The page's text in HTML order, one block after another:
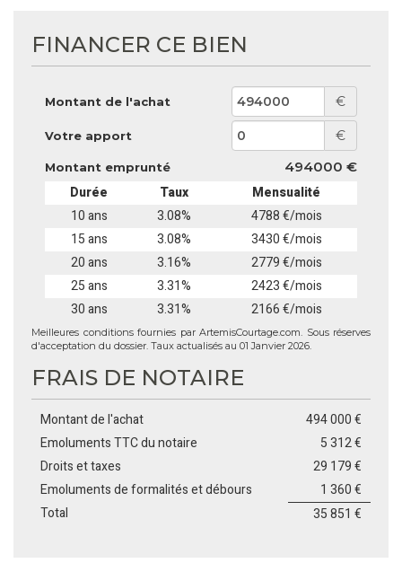
FINANCER CE BIEN
Montant de l'achat €
Votre apport €
Montant emprunté 494000 €
Durée Taux
Mensualité
10 ans
3.08%
4788 €/mois
15 ans
3.08%
3430 €/mois
20 ans
3.16%
2779 €/mois
25 ans
3.31%
2423 €/mois
30 ans
3.31% 2166 €/mois
Meilleures conditions fournies par ArtemisCourtage.com. Sous réserves
d'acceptation du dossier. Taux actualisés au 01 Janvier 2026.
FRAIS DE NOTAIRE
Montant de l'achat
494 000 €
Emoluments TTC du notaire
5 312 €
Droits et taxes
29 179 €
Emoluments de formalités et débours
1 360 €
Total
35 851 €